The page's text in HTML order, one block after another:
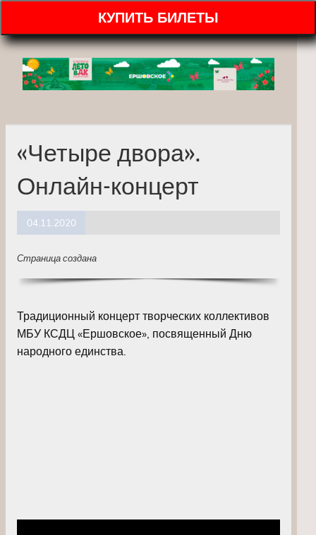
КУПИТЬ БИЛЕТЫ
«Четыре двора».
Онлайн-концерт
04.11.2020
Страница создана
Традиционный концерт творческих коллективов
МБУ КСДЦ «Ершовское», посвященный Дню
народного единства.